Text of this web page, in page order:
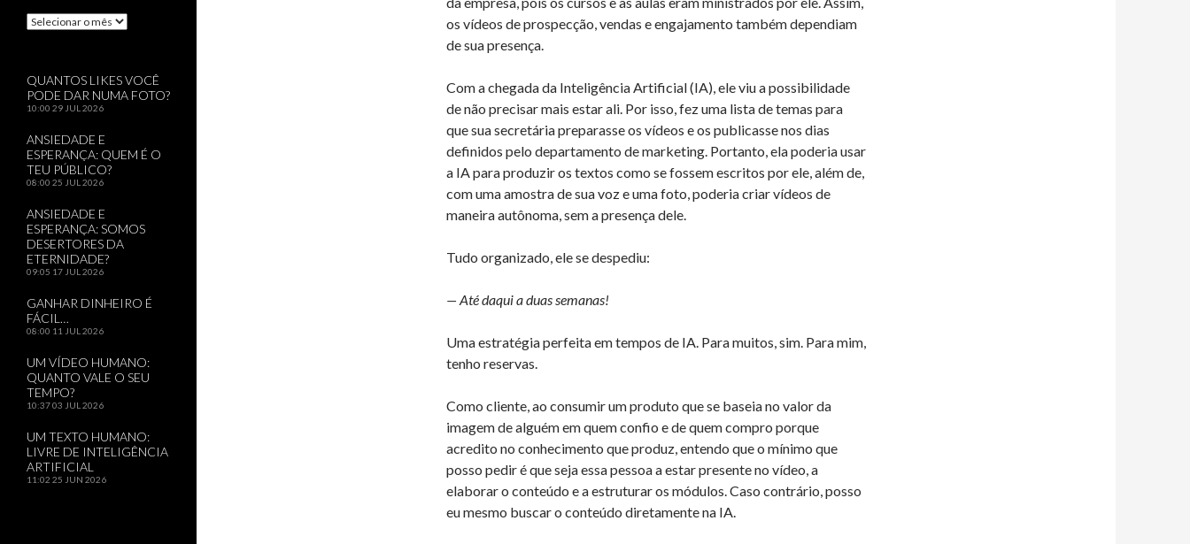
os vídeos de prospecção, vendas e engajamento também dependiam
de sua presença.
Com a chegada da Inteligência Artificial (IA), ele viu a possibilidade
de não precisar mais estar ali. Por isso, fez uma lista de temas para
que sua secretária preparasse os vídeos e os publicasse nos dias
definidos pelo departamento de marketing. Portanto, ela poderia usar
a IA para produzir os textos como se fossem escritos por ele, além de,
com uma amostra de sua voz e uma foto, poderia criar vídeos de
maneira autônoma, sem a presença dele.
Tudo organizado, ele se despediu:
— Até daqui a duas semanas!
Uma estratégia perfeita em tempos de IA. Para muitos, sim. Para mim,
tenho reservas.
Como cliente, ao consumir um produto que se baseia no valor da
imagem de alguém em quem confio e de quem compro porque
acredito no conhecimento que produz, entendo que o mínimo que
posso pedir é que seja essa pessoa a estar presente no vídeo, a
elaborar o conteúdo e a estruturar os módulos. Caso contrário, posso
eu mesmo buscar o conteúdo diretamente na IA.
Arquivos
QUANTOS LIKES VOCÊ
PODE DAR NUMA FOTO?
10:00 29 JUL 2026
ANSIEDADE E
ESPERANÇA: QUEM É O
TEU PÚBLICO?
08:00 25 JUL 2026
ANSIEDADE E
ESPERANÇA: SOMOS
DESERTORES DA
ETERNIDADE?
09:05 17 JUL 2026
GANHAR DINHEIRO É
FÁCIL…
08:00 11 JUL 2026
UM VÍDEO HUMANO:
QUANTO VALE O SEU
TEMPO?
10:3703 JUL 2026
UM TEXTO HUMANO:
LIVRE DE INTELIGÊNCIA
ARTIFICIAL
11:02 25 JUN 2026